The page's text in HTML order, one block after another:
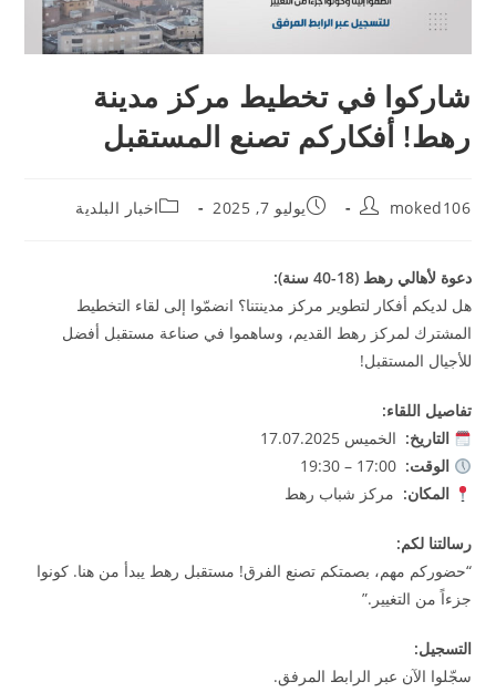
شاركوا في تخطيط مركز مدينة
رهط! أفكاركم تصنع المستقبل
moked106 يوليو 7, 2025 اخبار البلدية
دعوة لأهالي رهط (18-40 سنة)
:
هل لديكم أفكار لتطوير مركز مدينتنا؟ انضمّوا إلى لقاء التخطيط
المشترك لمركز رهط القديم، وساهموا في صناعة مستقبل أفضل
للأجيال المستقبل!
تفاصيل اللقاء:
التاريخ: الخميس 17.07.2025
الوقت: 17:00 – 19:30
المكان: مركز شباب رهط
رسالتنا لكم:
“حضوركم مهم، بصمتكم تصنع الفرق! مستقبل رهط يبدأ من هنا. كونوا
جزءاً من التغيير.”
التسجيل:
سجّلوا الآن عبر الرابط المرفق.